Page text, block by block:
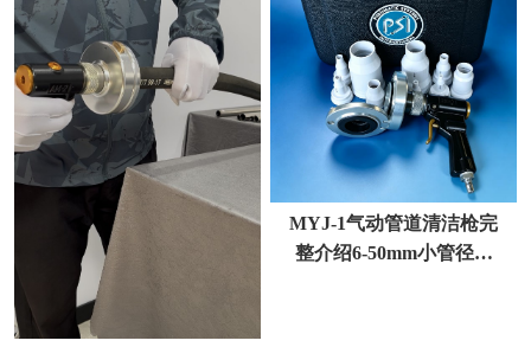
MYJ-1气动管道清洁枪完
整介绍6-50mm小管径液